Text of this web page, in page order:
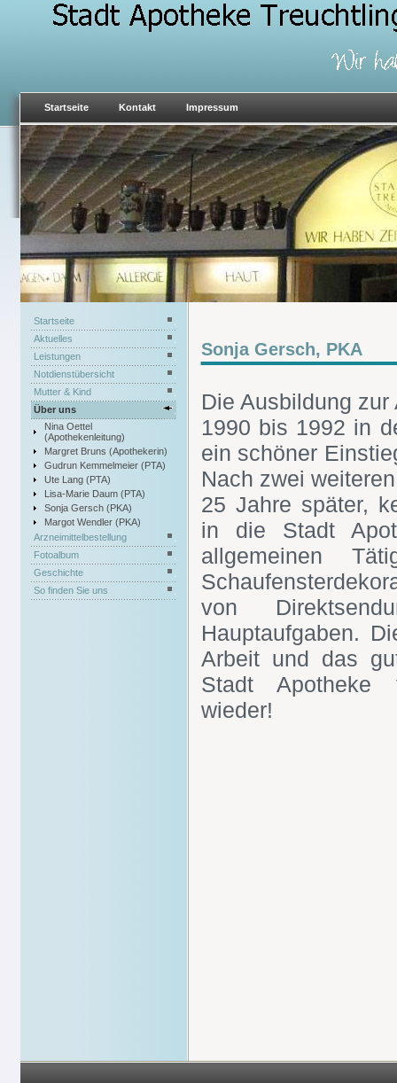
Startseite Kontakt Impressum
Sonja Gersch, PKA
Die Ausbildung
1990 bis 1992 in
ein schöner
Nach zwei
25 Jahre später,
in die Stadt
allgemeinen
von
Hauptaufgaben.
Arbeit und das
Stadt Apotheke
wieder!
Startseite
Aktuelles
Leistungen
Notdienstübersicht
Mutter & Kind
Über uns
Nina Oettel
(Apothekenleitung)
Margret Bruns (Apothekerin)
Gudrun Kemmelmeier (PTA)
Ute Lang (PTA)
Lisa-Marie Daum (PTA)
Sonja Gersch (PKA)
Margot Wendler (PKA)
Arzneimittelbestellung
Fotoalbum
Geschichte
So finden Sie uns